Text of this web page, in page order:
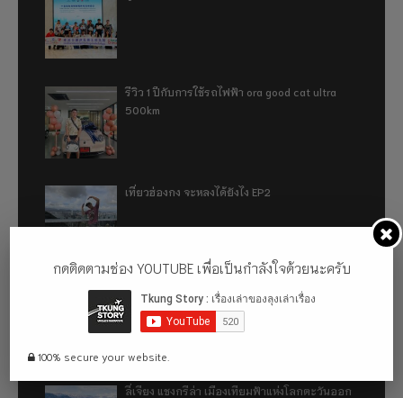
รีวิว 1 ปีกับการใช้รถไฟฟ้า ora good cat ultra
500km
เที่ยวฮ่องกง จะหลงได้ยังไง EP2
เที่ยวฮ่องกง จะหลงได้ยังไง EP1
ลี่เจียง แชงกรีล่า เมืองเทียมฟ้าแห่งโลกตะวันออก
กดติดตามช่อง YOUTUBE เพื่อเป็นกำลังใจด้วยนะครับ
100% secure your website.